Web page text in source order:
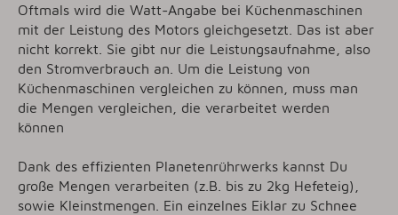
Oftmals wird die Watt-Angabe bei Küchenmaschinen
mit der Leistung des Motors gleichgesetzt. Das ist aber
nicht korrekt. Sie gibt nur die Leistungsaufnahme, also
den Stromverbrauch an. Um die Leistung von
Küchenmaschinen vergleichen zu können, muss man
die Mengen vergleichen, die verarbeitet werden
können
Dank des effizienten Planetenrührwerks kannst Du
große Mengen verarbeiten (z.B. bis zu 2kg Hefeteig),
sowie Kleinstmengen. Ein einzelnes Eiklar zu Schnee